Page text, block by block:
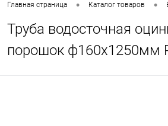
Главная страница • Каталог товаров •
Труба водосточная
порошок ф160х1250мм